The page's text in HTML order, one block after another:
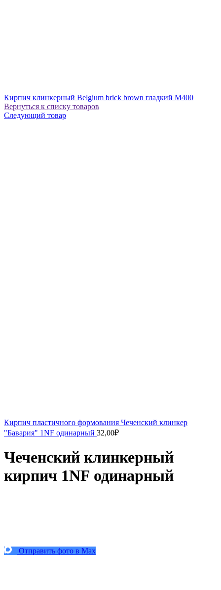
Кирпич клинкерный Belgium brick brown гладкий М400
Вернуться к списку товаров
Следующий товар
Кирпич пластичного формования Чеченский клинкер
"Бавария" 1NF одинарный 32,00₽
Чеченский клинкерный
кирпич 1NF одинарный
Отправить фото в Max